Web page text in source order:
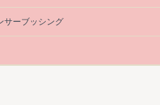
サーブッシング